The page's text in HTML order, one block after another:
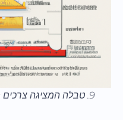
9. טבלה המציגה צרכים תזונתיים של גזעי כלבים שונים